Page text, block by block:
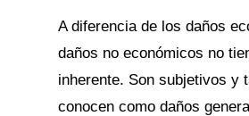
A diferencia de los daños
daños no económicos no
inherente. Son subjetivos y
conocen como daños